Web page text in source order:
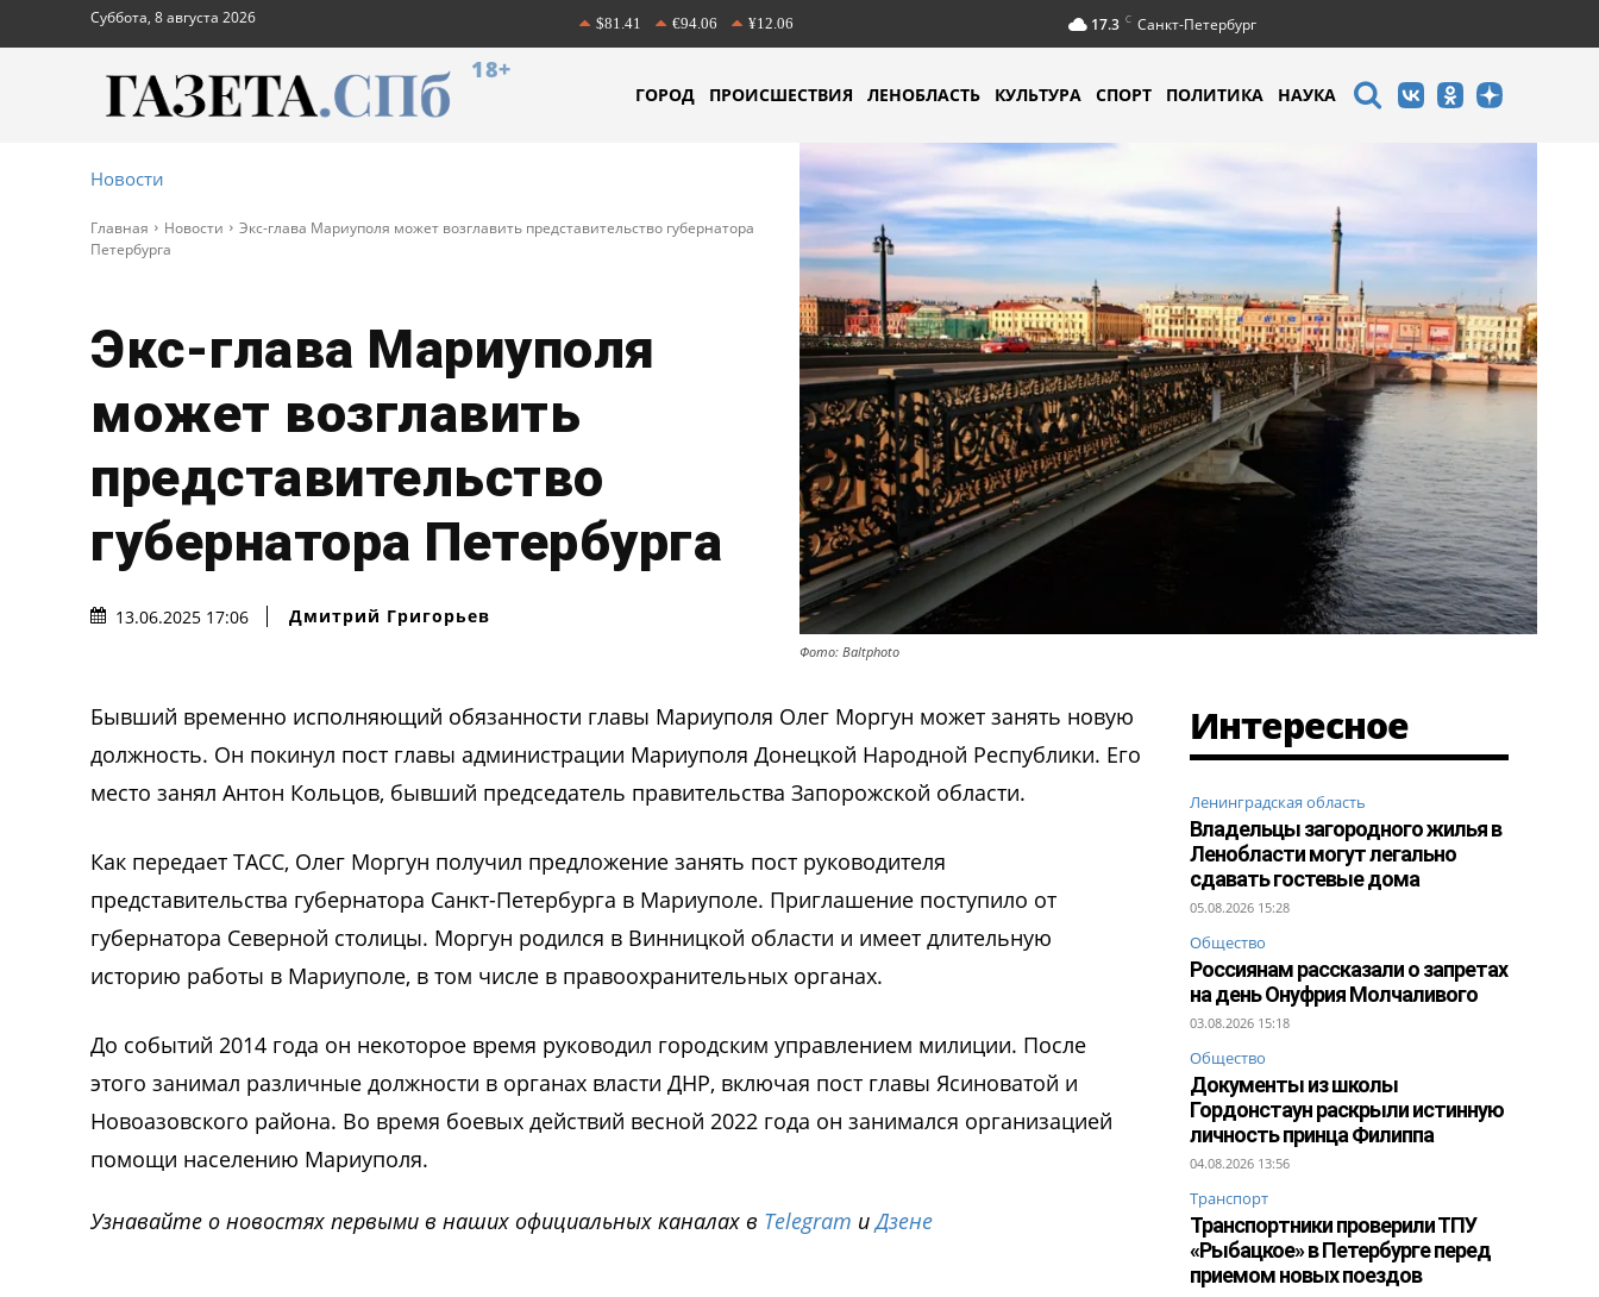
Суббота, 8 августа 2026 $81.41 €94.06 ¥12.06 17.3 C Санкт-Петербург
18+
ГОРОД ПРОИСШЕСТВИЯ ЛЕНОБЛАСТЬ КУЛЬТУРА СПОРТ ПОЛИТИКА НАУКА
Новости
Главная Новости
Экс-глава Мариуполя может возглавить представительство губернатора
Петербурга
Экс-глава Мариуполя
может возглавить
представительство
губернатора Петербурга
13.06.2025 17:06 Дмитрий Григорьев
Фото: Baltphoto
Бывший временно исполняющий обязанности главы Мариуполя Олег Моргун может занять новую
должность. Он покинул пост главы администрации Мариуполя Донецкой Народной Республики. Его
место занял Антон Кольцов, бывший председатель правительства Запорожской области.
Как передает ТАСС, Олег Моргун получил предложение занять пост руководителя
представительства губернатора Санкт-Петербурга в Мариуполе. Приглашение поступило от
губернатора Северной столицы. Моргун родился в Винницкой области и имеет длительную
историю работы в Мариуполе, в том числе в правоохранительных органах.
До событий 2014 года он некоторое время руководил городским управлением милиции. После
этого занимал различные должности в органах власти ДНР, включая пост главы Ясиноватой и
Новоазовского района. Во время боевых действий весной 2022 года он занимался организацией
помощи населению Мариуполя.
Узнавайте о новостях первыми в наших официальных каналах в Telegram иДзене
Интересное
Ленинградская область
Владельцы загородного жилья в
Ленобласти могут легально
сдавать гостевые дома
05.08.2026 15:28
Общество
Россиянам рассказали о запретах
на день Онуфрия Молчаливого
03.08.2026 15:18
Общество
Документы из школы
Гордонстаун раскрыли истинную
личность принца Филиппа
04.08.2026 13:56
Транспорт
Транспортники проверили ТПУ
«Рыбацкое» в Петербурге перед
приемом новых поездов